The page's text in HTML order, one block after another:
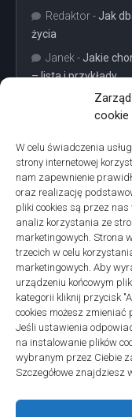
cookie
W celu świadczenia
strony internetowej
nam zapewnienie
oraz realizację
pliki cookies są przez
analiz korzystania ze
marketingowych. Strona
trzecich w celu
marketingowych. Aby
urządzeniu końcowym
kategorii kliknij przycisk
cookies możesz zmieniać
Jeśli ustawienia
na instalowanie plików
wybranym przez Ciebie
Szczegółowe znajdziesz
Redaktor- Jak
życia
Janek - Jakie
– lista i przykłady
Projekty domów
linki z nap